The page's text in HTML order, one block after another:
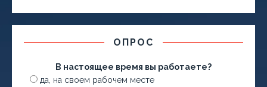
ОПРОС
В настоящее время вы работаете?
да, на своем рабочем месте